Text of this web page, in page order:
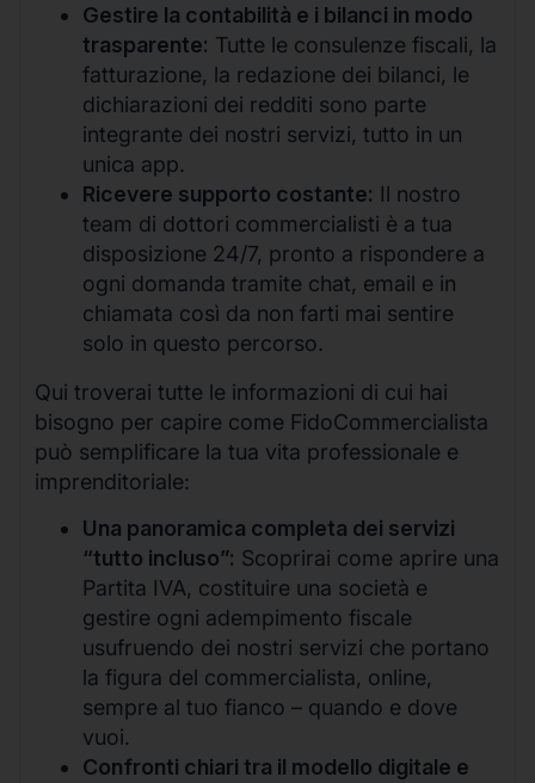
Gestire la contabilità e i bilanci in modo
trasparente: Tutte le consulenze fiscali, la
fatturazione, la redazione dei bilanci, le
dichiarazioni dei redditi sono parte
integrante dei nostri servizi, tutto in un
unica app.
Ricevere supporto costante: Il nostro
team di dottori commercialisti è a tua
disposizione 24/7, pronto a rispondere a
ogni domanda tramite chat, email e in
chiamata così da non farti mai sentire
solo in questo percorso.
Qui troverai tutte le informazioni di cui hai
bisogno per capire come FidoCommercialista
può semplificare la tua vita professionale e
imprenditoriale:
Una panoramica completa dei servizi
“tutto incluso”: Scoprirai come aprire una
Partita IVA, costituire una società e
gestire ogni adempimento fiscale
usufruendo dei nostri servizi che portano
la figura del commercialista, online,
sempre al tuo fianco – quando e dove
vuoi.
Confronti chiari tra il modello digitale e